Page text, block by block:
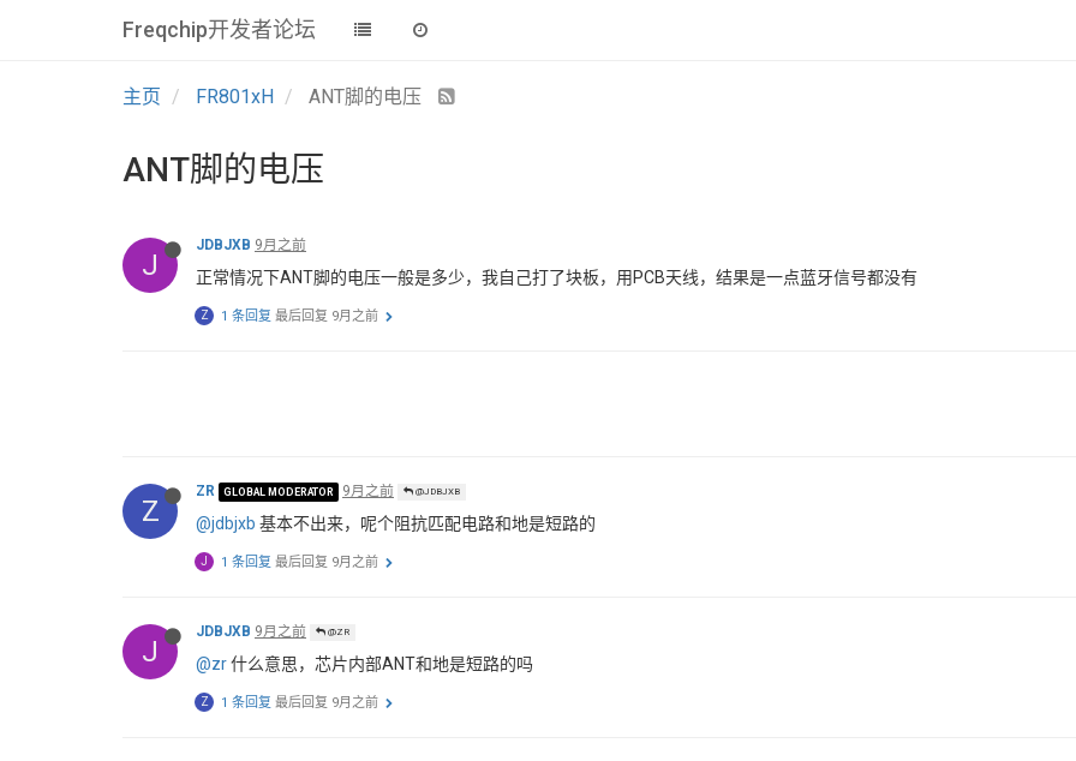
Freqchip开发者论坛
主页 FR801xH ANT脚的电压
ANT脚的电压
J
JDBJXB 9月之前
正常情况下ANT脚的电压一般是多少，我自己打了块板，用PCB天线，结果是一点蓝牙信号都没有
Z 1 条回复 最后回复 9月之前
Z
ZR GLOBAL MODERATOR 9月之前 @JDBJXB
@jdbjxb 基本不出来，呢个阻抗匹配电路和地是短路的
J 1 条回复 最后回复 9月之前
J
JDBJXB 9月之前 @ZR
@zr什么意思，芯片内部ANT和地是短路的吗
Z 1 条回复 最后回复 9月之前